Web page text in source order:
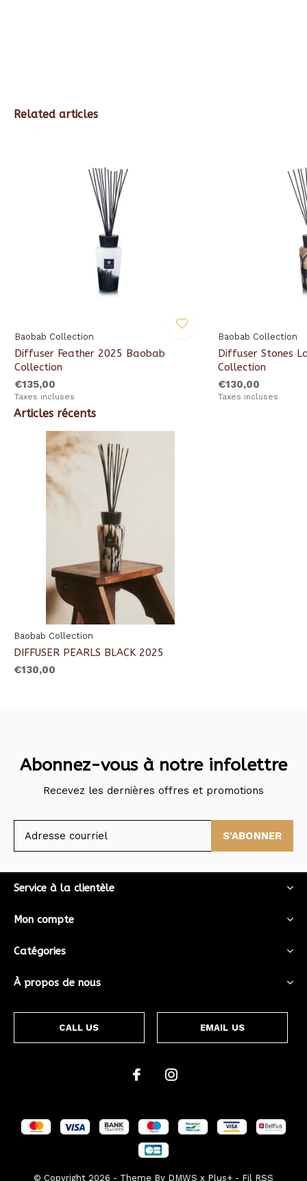
Related articles
Baobab Collection
Diffuser Feather 2025 Baobab
Collection
€135,00
Taxes incluses
Baobab Collection
Diffuser Stones
Collection
€130,00
Taxes incluses
Articles récents
Baobab Collection
DIFFUSER PEARLS BLACK 2025
€130,00
Abonnez-vous à notre infolettre
Recevez les dernières offres et promotions
S'ABONNER
Service à la clientèle
Mon compte
Catégories
À propos de nous
CALL US EMAIL US
© Copyright 2026 - Theme By DMWS x Plus+ - Fil RSS